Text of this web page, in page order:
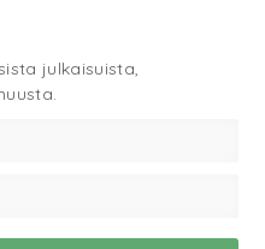
julkaisuista,